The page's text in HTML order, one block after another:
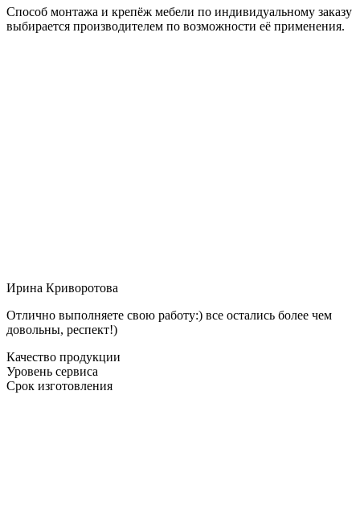
Способ монтажа и крепёж мебели по индивидуальному заказу
выбирается производителем по возможности её применения.
Ирина Криворотова
Отлично выполняете свою работу:) все остались более чем
довольны, респект!)
Качество продукции
Уровень сервиса
Срок изготовления